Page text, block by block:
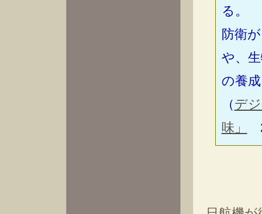
る。
防衛
や、
の養
（デ
味」